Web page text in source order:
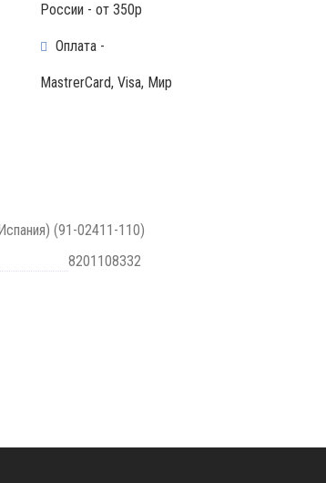
России - от 350р
Оплата -
MastrerCard, Visa, Мир
(91-02411-110)
8201108332